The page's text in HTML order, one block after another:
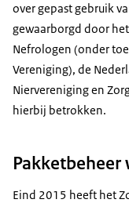
over gepast gebruik
gewaarborgd door
Nefrologen (onder
Vereniging), de
Niervereniging en
hierbij betrokken.
Pakketbeheer
Eind 2015 heeft het